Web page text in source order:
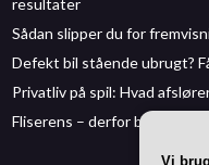
resultater
Sådan slipper du for
Defekt bil stående ubrugt?
Privatliv på spil: Hvad
Fliserens – derfor bør du
Vi